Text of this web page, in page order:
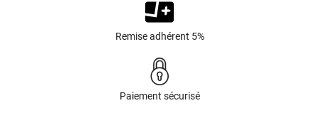
Remise adhérent 5%
Paiement sécurisé